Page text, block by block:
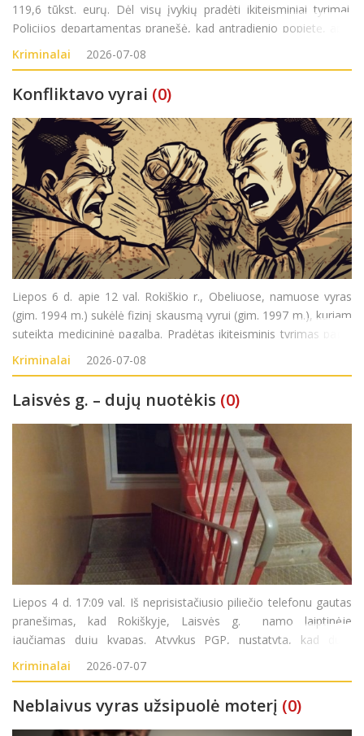
119,6 tūkst. eurų. Dėl visų įvykių pradėti ikiteisminiai tyrimai.
Policijos departamentas pranešė, kad antradienio popietę, apie
14.47 val., į Klaipėdos apskrities vyriausiąjį policijos komisariatą
(VPK) kreipėsi
Kriminalai 2026-07-08
Konfliktavo vyrai (0)
Liepos 6 d. apie 12 val. Rokiškio r., Obeliuose, namuose vyras
(gim. 1994 m.) sukėlė fizinį skausmą vyrui (gim. 1997 m.), kuriam
suteikta medicininė pagalba. Pradėtas ikiteisminis tyrimas pagal
LR BK 138 str.
Kriminalai 2026-07-08
Laisvės g. – dujų nuotėkis (0)
Liepos 4 d. 17:09 val. Iš neprisistačiusio piliečio telefonu gautas
pranešimas, kad Rokiškyje, Laisvės g. namo laiptinėje
jaučiamas dujų kvapas. Atvykus PGP, nustatyta, kad dujų
nuotėkis sklinda iš 13-ojo buto. Paaiškėjo, jog per žarnelę,
einančią nuo dujų s
Kriminalai 2026-07-07
Neblaivus vyras užsipuolė moterį (0)